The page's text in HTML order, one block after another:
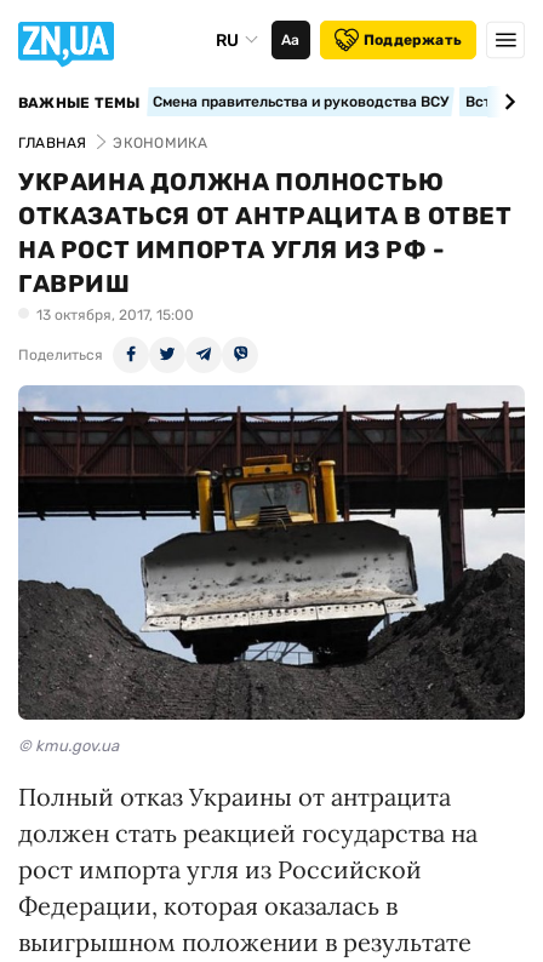
RU Аа Поддержать
ВАЖНЫЕ ТЕМЫ Смена правительства и руководства ВСУ
ГЛАВНАЯ ЭКОНОМИКА
УКРАИНА ДОЛЖНА ПОЛНОСТЬЮ
ОТКАЗАТЬСЯ ОТ АНТРАЦИТА В ОТВЕТ
НА РОСТ ИМПОРТА УГЛЯ ИЗ РФ -
ГАВРИШ
13 октября, 2017, 15:00
Поделиться
© kmu.gov.ua
Полный отказ Украины от антрацита
должен стать реакцией государства на
рост импорта угля из Российской
Федерации, которая оказалась в
выигрышном положении в результате